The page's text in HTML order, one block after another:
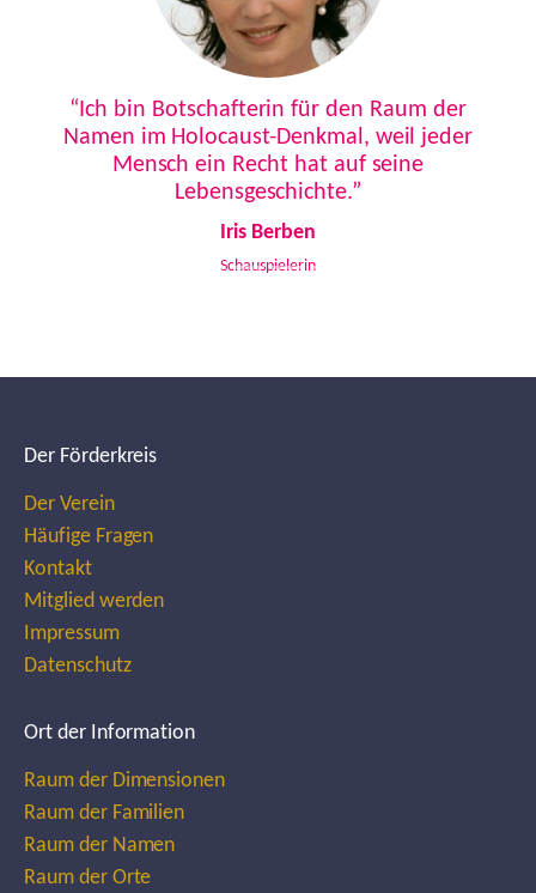
“Ich bin Botschafterin für den Raum der
Namen im Holocaust-Denkmal, weil jeder
Mensch ein Recht hat auf seine
Lebensgeschichte.”
Iris Berben
Schauspielerin
Der Förderkreis
Der Verein
Häufige Fragen
Kontakt
Mitglied werden
Impressum
Datenschutz
Ort der Information
Raum der Dimensionen
Raum der Familien
Raum der Namen
Raum der Orte